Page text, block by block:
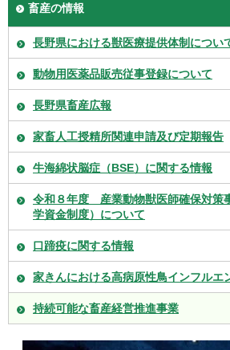
畜産の情報
長野県における獣医療提供体制につい
動物用医薬品販売従事登録について
長野県畜産広報
家畜人工授精所関連申請及び定期報告
牛海綿状脳症（BSE）に関する情報
令和８年度 産業動物獣医師確保対策
学資金制度）について
口蹄疫に関する情報
家きんにおける高病原性鳥インフルエ
持続可能な畜産経営推進事業